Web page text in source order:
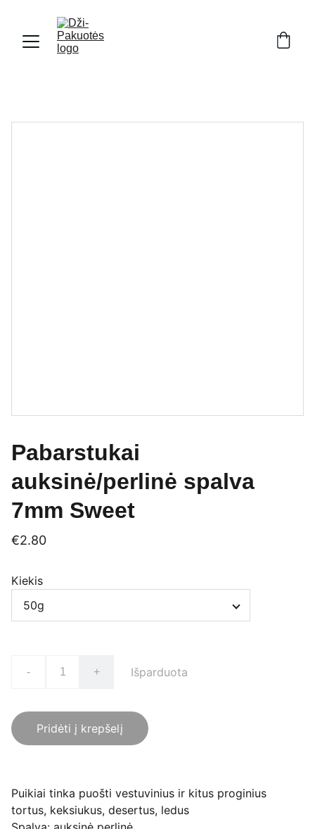
Pabarstukai
auksinė/perlinė spalva
7mm Sweet
€2.80
Kiekis
- + Išparduota
Pridėti į krepšelį
Puikiai tinka puošti vestuvinius ir kitus proginius
tortus, keksiukus, desertus, ledus